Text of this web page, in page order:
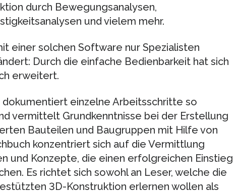
durch Bewegungsanalysen,
und vielem mehr.
einer solchen Software nur Spezialisten
Durch die einfache Bedienbarkeit hat sich
erweitert.
dokumentiert einzelne Arbeitsschritte so
vermittelt Grundkenntnisse bei der Erstellung
Bauteilen und Baugruppen mit Hilfe von
konzentriert sich auf die Vermittlung
und Konzepte, die einen erfolgreichen Einstieg
Es richtet sich sowohl an Leser, welche die
3D-Konstruktion erlernen wollen als